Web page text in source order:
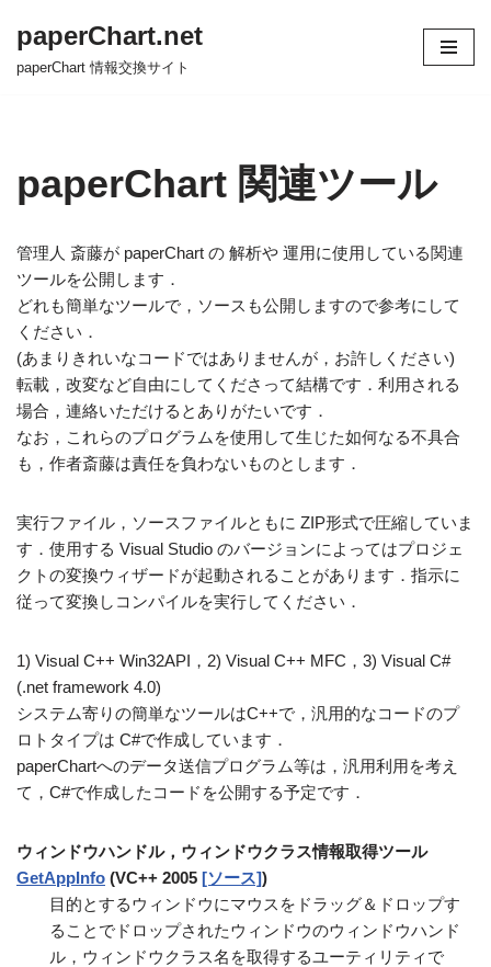
へ
キ
プ
paperChart.net
paperChart 情報交換サイト
paperChart 関連ツール
管理人 斎藤が paperChart の 解析や 運用に使用している関連
ツールを公開します．
どれも簡単なツールで，ソースも公開しますので参考にして
ください．
(あまりきれいなコードではありませんが，お許しください)
転載，改変など自由にしてくださって結構です．利用される
場合，連絡いただけるとありがたいです．
なお，これらのプログラムを使用して生じた如何なる不具合
も，作者斎藤は責任を負わないものとします．
実行ファイル，ソースファイルともに ZIP形式で圧縮していま
す．使用する Visual Studio のバージョンによってはプロジェ
クトの変換ウィザードが起動されることがあります．指示に
従って変換しコンパイルを実行してください．
1) Visual C++ Win32API，2) Visual C++ MFC，3) Visual C#
(.net framework 4.0)
システム寄りの簡単なツールはC++で，汎用的なコードのプ
ロトタイプは C#で作成しています．
paperChartへのデータ送信プログラム等は，汎用利用を考え
て，C#で作成したコードを公開する予定です．
ウィンドウハンドル，ウィンドウクラス情報取得ツール
GetAppInfo (VC++ 2005 [ソース])
目的とするウィンドウにマウスをドラッグ＆ドロップす
ることでドロップされたウィンドウのウィンドウハンド
ル，ウィンドウクラス名を取得するユーティリティで